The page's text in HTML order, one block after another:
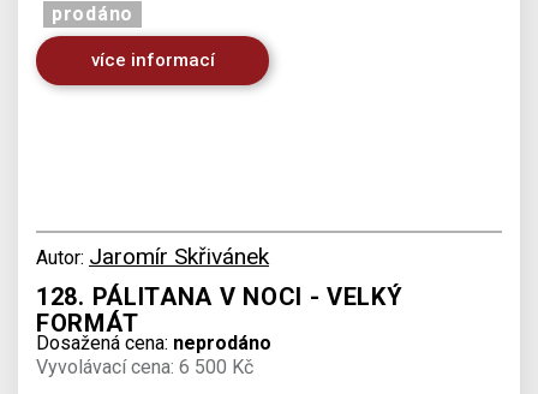
prodáno
více informací
Autor: Jaromír Skřivánek
128. PÁLITANA V NOCI - VELKÝ
FORMÁT
Dosažená cena: neprodáno
Vyvolávací cena: 6 500 Kč